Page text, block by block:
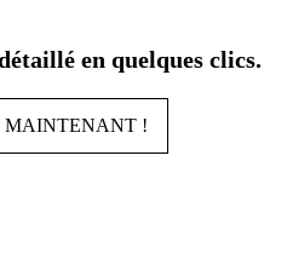
en quelques clics.
MAINTENANT !